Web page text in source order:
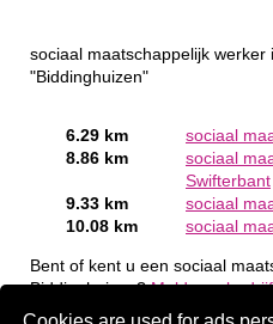
sociaal maatschappelijk werker
"Biddinghuizen"
6.29 km
sociaal
8.86 km
sociaal
Swifterbant
9.33 km
sociaal
10.08 km
sociaal
Bent of kent u een sociaal
Biddinghuizen?Meld een